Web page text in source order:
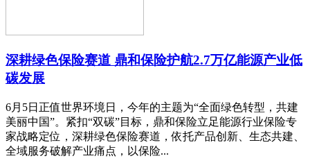
深耕绿色保险赛道 鼎和保险护航2.7万亿能源产业低
碳发展
6月5日正值世界环境日，今年的主题为“全面绿色转型，共建
美丽中国”。紧扣“双碳”目标，鼎和保险立足能源行业保险专
家战略定位，深耕绿色保险赛道，依托产品创新、生态共建、
全域服务破解产业痛点，以保险...